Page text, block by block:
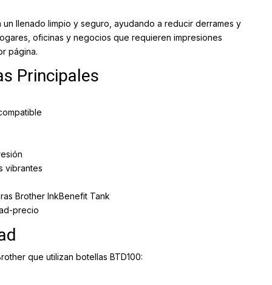
un llenado limpio y seguro, ayudando a reducir derrames y
oficinas y negocios que requieren impresiones
página.
Principales
vibrantes
Brother InkBenefit Tank
precio
que utilizan botellas BTD100: